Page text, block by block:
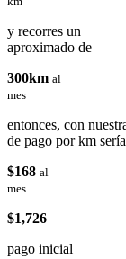
y recorres un
aproximado de
300km al
mes
entonces, con
de pago por km
$168 al
mes
$1,726
pago inicial